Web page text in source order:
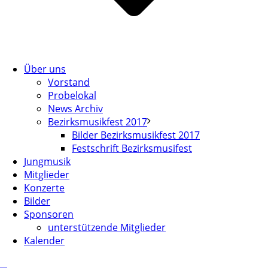
Über uns
Vorstand
Probelokal
News Archiv
Bezirksmusikfest 2017
Bilder Bezirksmusikfest 2017
Festschrift Bezirksmusifest
Jungmusik
Mitglieder
Konzerte
Bilder
Sponsoren
unterstützende Mitglieder
Kalender